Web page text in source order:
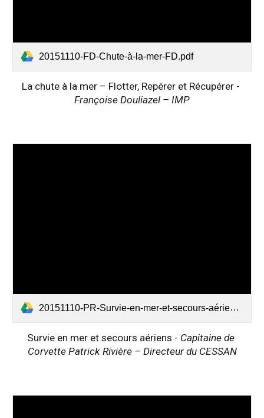
20151110-FD-Chute-à-la-mer-FD.pdf
Françoise Douliazel – IMP
20151110-PR-Survie-en-mer-et-secours-aériens.pdf
Survie en mer et secours aériens - Capitaine de
Corvette Patrick Rivière – Directeur du CESSAN